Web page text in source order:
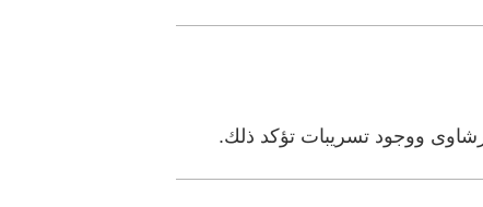
ووجود تسريبات تؤكد ذلك.